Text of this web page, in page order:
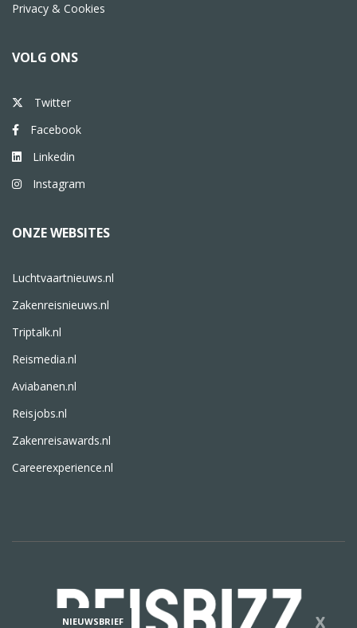
Privacy & Cookies
VOLG ONS
Twitter
Facebook
Linkedin
Instagram
ONZE WEBSITES
Luchtvaartnieuws.nl
Zakenreisnieuws.nl
Triptalk.nl
Reismedia.nl
Aviabanen.nl
Reisjobs.nl
Zakenreisawards.nl
Careerexperience.nl
NIEUWSBRIEF X